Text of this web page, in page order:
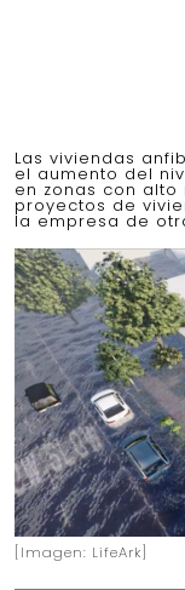
Las viviendas
el aumento del
en zonas con alto
proyectos de
la empresa de
[Imagen: LifeArk]